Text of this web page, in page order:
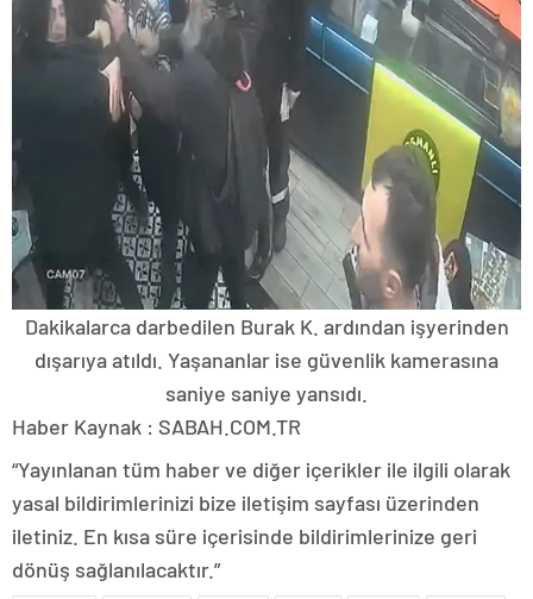
Dakikalarca darbedilen Burak K. ardından işyerinden
dışarıya atıldı. Yaşananlar ise güvenlik kamerasına
saniye saniye yansıdı.
Haber Kaynak : SABAH.COM.TR
“Yayınlanan tüm haber ve diğer içerikler ile ilgili olarak
yasal bildirimlerinizi bize iletişim sayfası üzerinden
iletiniz. En kısa süre içerisinde bildirimlerinize geri
dönüş sağlanılacaktır.”